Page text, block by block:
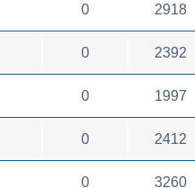
0 2918
0 2392
0 1997
0 2412
0 3260